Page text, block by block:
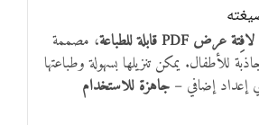
لافِتة عرض PDF قابلة للطباعة
، مصممة
للأطفال. يمكن تنزيلها بسهولة وطباعتها
إعداد إضافي – جاهزة للاستخدام